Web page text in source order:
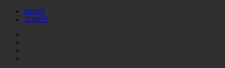
HOME
SOBRE